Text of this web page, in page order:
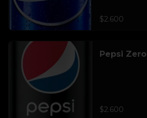
$2.600
Pepsi Zero
$2.600